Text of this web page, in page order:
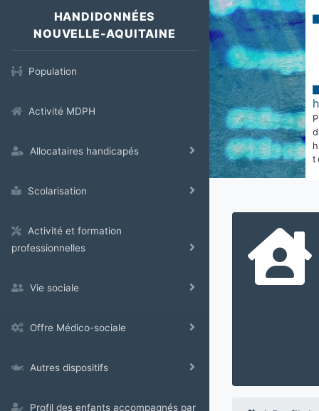
HANDIDONNÉES
NOUVELLE-AQUITAINE
Population
Activité MDPH
Allocataires handicapés
Scolarisation
Activité et formation
professionnelles
Vie sociale
Offre Médico-sociale
Autres dispositifs
Profil des enfants accompagnés par